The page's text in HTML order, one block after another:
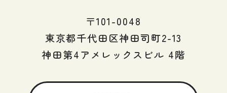
〒101-0048
東京都千代田区神田司町2-13
神田第4アメレックスビル 4階